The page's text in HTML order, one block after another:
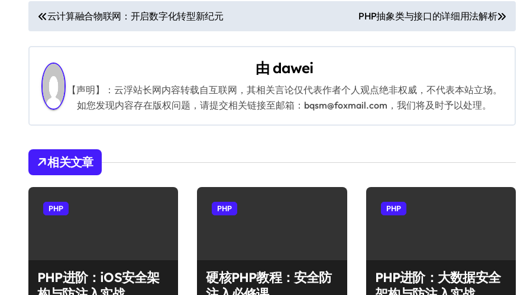
文
章
导
航
云计算融合物联网：开启数字化转型新纪元 PHP抽象类与接口的详细用法解析
由 dawei
【声明】：云浮站长网内容转载自互联网，其相关言论仅代表作者个人观点绝非权威，不代表本站立场。
如您发现内容存在版权问题，请提交相关链接至邮箱：bqsm@foxmail.com，我们将及时予以处理。
相关文章
PHP
PHP进阶：iOS安全架
PHP
硬核PHP教程：安全防
PHP
PHP进阶：大数据安全